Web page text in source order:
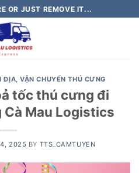
OR JUST REMOVE IT...
ĐỊA,VẬN CHUYỂN THÚ CƯNG
tốc thú cưng đi
Mau Logistics
2025 BY TTS_CAMTUYEN